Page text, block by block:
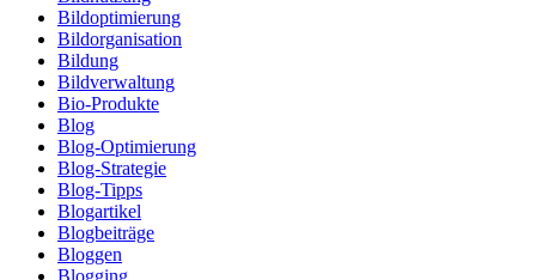
Bildoptimierung
Bildorganisation
Bildung
Bildverwaltung
Bio-Produkte
Blog
Blog-Optimierung
Blog-Strategie
Blog-Tipps
Blogartikel
Blogbeiträge
Bloggen
Blogging